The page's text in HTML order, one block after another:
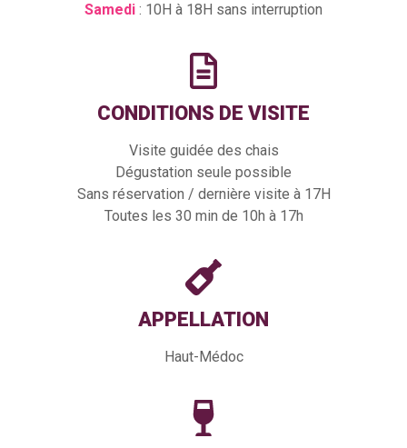
Samedi : 10H à 18H sans interruption
CONDITIONS DE VISITE
Visite guidée des chais
Dégustation seule possible
Sans réservation / dernière visite à 17H
Toutes les 30 min de 10h à 17h
APPELLATION
Haut-Médoc